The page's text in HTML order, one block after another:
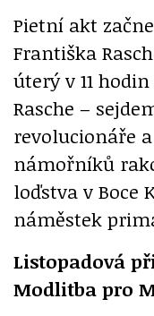
Pietní akt
Františka
úterý v 11
Rasche –
revolucionáře
námořníků
loďstva v Boce
náměstek
Listopadová
Modlitba pro